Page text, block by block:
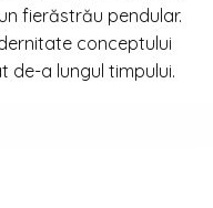
fierăstrău pendular.
conceptului
de-a lungul timpului.